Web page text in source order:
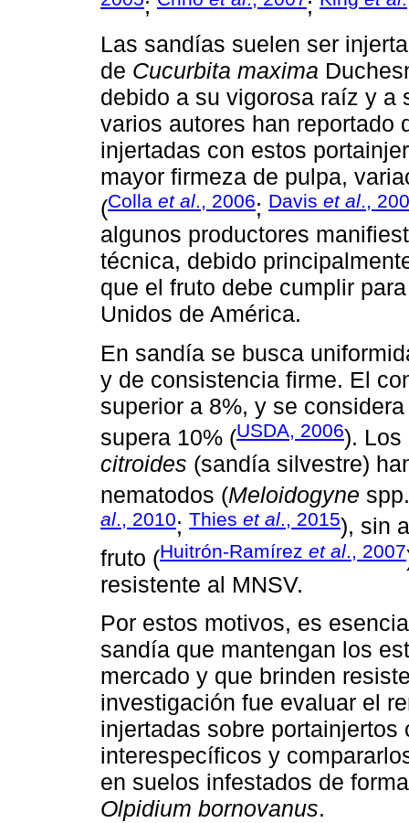
; ;
Las sandías suelen ser
de Cucurbita maxima
debido a su vigorosa raíz y a
varios autores han reportado
injertadas con estos
mayor firmeza de pulpa,
(Colla et al., 2006; Davis et al.,
algunos productores
técnica, debido
que el fruto debe cumplir
Unidos de América.
En sandía se busca
y de consistencia firme. El
superior a 8%, y se
supera 10% (USDA, 2006).
citroides (sandía silvestre)
nematodos (Meloidogyne
al., 2010; Thies et al., 2015), sin
fruto (Huitrón-Ramírez et al ., 2007
resistente al MNSV.
Por estos motivos, es
sandía que mantengan los
mercado y que brinden
investigación fue evaluar el
injertadas sobre
interespecíficos y
en suelos infestados de
Olpidium bornovanus.